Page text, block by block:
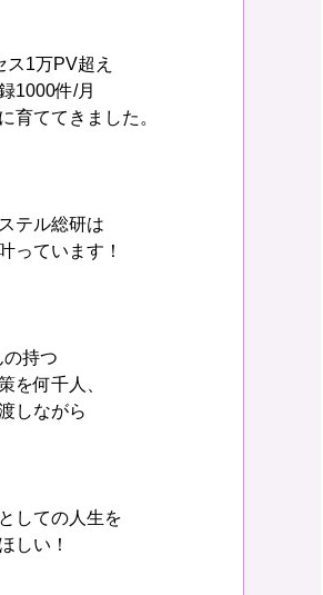
ス1万PV超え
1000件/月
育ててきました。
テル総研は
っています！
持つ
を何千人、
しながら
しての人生を
しい！